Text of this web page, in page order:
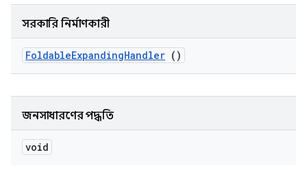
সরকারি নির্মাণকারী
FoldableExpandingHandler ()
জনসাধারণের পদ্ধতি
void